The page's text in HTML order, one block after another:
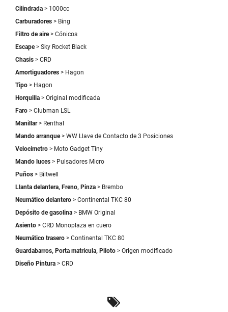
Cilindrada > 1000cc
Carburadores > Bing
Filtro de aire> Cónicos
Escape> Sky Rocket Black
Chasis > CRD
Amortiguadores > Hagon
Tipo > Hagon
Horquilla > Original modificada
Faro > Clubman LSL
Manillar> Renthal
Mando arranque> WW Llave de Contacto de 3 Posiciones
Velocímetro > Moto Gadget Tiny
Mando luces > Pulsadores Micro
Puños > Biltwell
Llanta delantera, Freno, Pinza > Brembo
Neumático delantero > Continental TKC 80
Depósito de gasolina > BMW Original
Asiento > CRD Monoplaza en cuero
Neumático trasero > Continental TKC 80
Guardabarros, Porta matrícula, Piloto > Origen modificado
Diseño Pintura > CRD